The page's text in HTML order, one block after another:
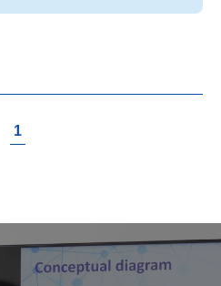
1